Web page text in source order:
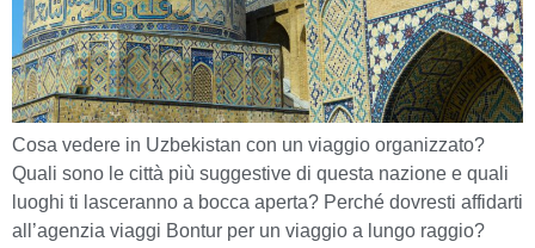
Cosa vedere in Uzbekistan con un viaggio organizzato?
Quali sono le città più suggestive di questa nazione e quali
luoghi ti lasceranno a bocca aperta? Perché dovresti affidarti
all’agenzia viaggi Bontur per un viaggio a lungo raggio?